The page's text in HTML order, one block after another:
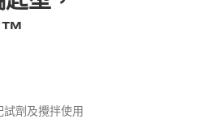
劑及攪拌使用